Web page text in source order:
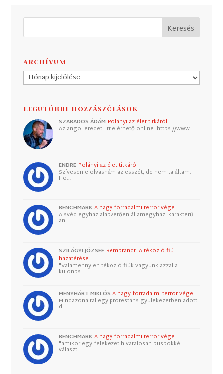
ARCHÍVUM
Archívum
LEGUTÓBBI HOZZÁSZÓLÁSOK
SZABADOS ÁDÁM Polányi az élet titkáról
Az angol eredeti itt elérhető online: https://www.…
ENDRE Polányi az élet titkáról
Szívesen elolvasnám az esszét, de nem találtam.
Ho…
BENCHMARK A nagy forradalmi terror vége
A svéd egyház alapvetően államegyházi karakterű
an…
SZILÁGYI JÓZSEF Rembrandt: A tékozló fiú
hazatérése
"Valamennyien tékozló fiúk vagyunk azzal a
különbs…
MENYHÁRT MIKLÓS A nagy forradalmi terror vége
Mindazonáltal egy protestáns gyülekezetben adott
d…
BENCHMARK A nagy forradalmi terror vége
"amikor egy felekezet hivatalosan püspökké
választ…